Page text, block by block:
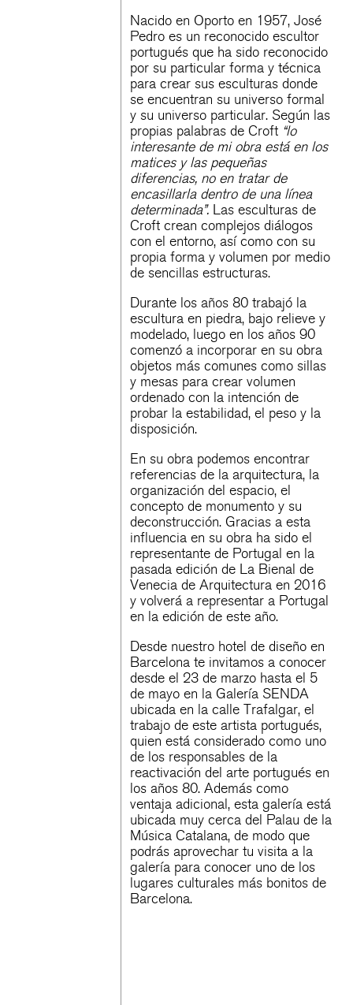
Nacido en Oporto en 1957, José
Pedro es un reconocido escultor
portugués que ha sido reconocido
por su particular forma y técnica
para crear sus esculturas donde
se encuentran su universo formal
y su universo particular. Según las
propias palabras de Croft “lo
interesante de mi obra está en los
matices y las pequeñas
diferencias, no en tratar de
encasillarla dentro de una línea
determinada”. Las esculturas de
Croft crean complejos diálogos
con el entorno, así como con su
propia forma y volumen por medio
de sencillas estructuras.
Durante los años 80 trabajó la
escultura en piedra, bajo relieve y
modelado, luego en los años 90
comenzó a incorporar en su obra
objetos más comunes como sillas
y mesas para crear volumen
ordenado con la intención de
probar la estabilidad, el peso y la
disposición.
En su obra podemos encontrar
referencias de la arquitectura, la
organización del espacio, el
concepto de monumento y su
deconstrucción. Gracias a esta
influencia en su obra ha sido el
representante de Portugal en la
pasada edición de La Bienal de
Venecia de Arquitectura en 2016
y volverá a representar a Portugal
en la edición de este año.
Desde nuestro hotel de diseño en
Barcelona te invitamos a conocer
desde el 23 de marzo hasta el 5
de mayo en la Galería SENDA
ubicada en la calle Trafalgar, el
trabajo de este artista portugués,
quien está considerado como uno
de los responsables de la
reactivación del arte portugués en
los años 80. Además como
ventaja adicional, esta galería está
ubicada muy cerca del Palau de la
Música Catalana, de modo que
podrás aprovechar tu visita a la
galería para conocer uno de los
lugares culturales más bonitos de
Barcelona.